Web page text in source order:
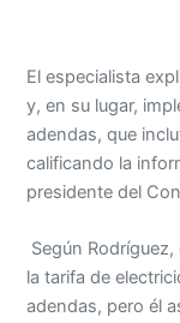
El especialista
y, en su lugar,
adendas, que
calificando la
presidente del
Según
la tarifa de
adendas, pero él